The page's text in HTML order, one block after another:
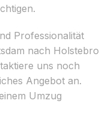
Professionalität
nach Holstebro
uns noch
Angebot an.
Umzug